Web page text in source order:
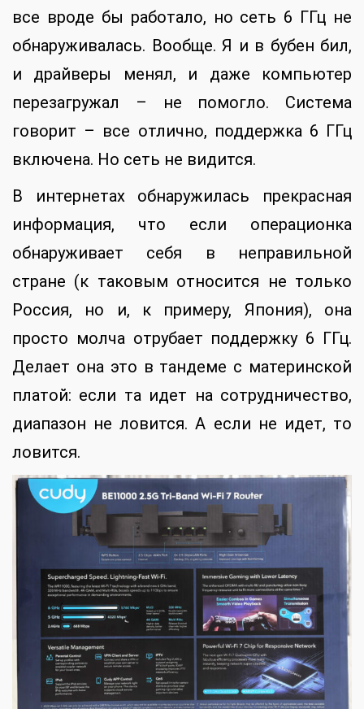
все вроде бы работало, но сеть 6 ГГц не
обнаруживалась. Вообще. Я и в бубен бил,
и драйверы менял, и даже компьютер
перезагружал – не помогло. Система
говорит – все отлично, поддержка 6 ГГц
включена. Но сеть не видится.
В интернетах обнаружилась прекрасная
информация, что если операционка
обнаруживает себя в неправильной
стране (к таковым относится не только
Россия, но и, к примеру, Япония), она
просто молча отрубает поддержку 6 ГГц.
Делает она это в тандеме с материнской
платой: если та идет на сотрудничество,
диапазон не ловится. А если не идет, то
ловится.